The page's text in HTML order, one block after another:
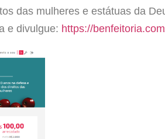
das mulheres e estátuas da
e divulgue: https://